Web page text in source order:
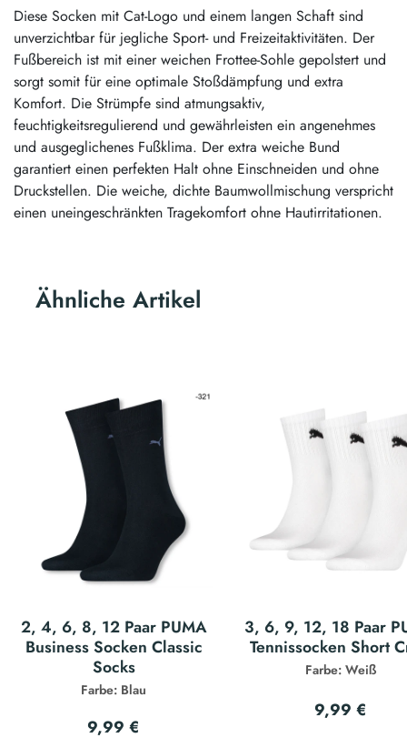
Diese Socken mit Cat-Logo und einem langen Schaft sind
unverzichtbar für jegliche Sport- und Freizeitaktivitäten. Der
Fußbereich ist mit einer weichen Frottee-Sohle gepolstert und
sorgt somit für eine optimale Stoßdämpfung und extra
Komfort. Die Strümpfe sind atmungsaktiv,
feuchtigkeitsregulierend und gewährleisten ein angenehmes
und ausgeglichenes Fußklima. Der extra weiche Bund
garantiert einen perfekten Halt ohne Einschneiden und ohne
Druckstellen. Die weiche, dichte Baumwollmischung verspricht
einen uneingeschränkten Tragekomfort ohne Hautirritationen.
Ähnliche Artikel
2, 4, 6, 8, 12 Paar PUMA
Business Socken Classic
Socks
Farbe: Blau
9,99 €
3, 6, 9, 12, 18 Paar
Tennissocken Short
Farbe: Weiß
9,99 €